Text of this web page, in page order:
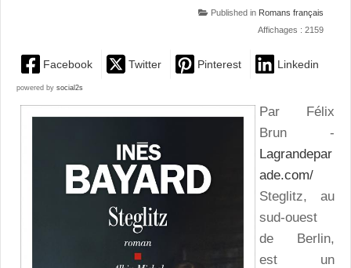
Published in Romans français
Affichages : 2159
Facebook Twitter Pinterest Linkedin
powered by social2s
Par Félix
Brun -
Lagrandepar
ade.com/
Steglitz, au
sud-ouest
de Berlin,
est un